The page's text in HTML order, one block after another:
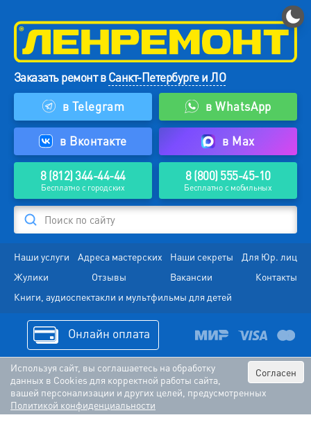
Заказать ремонт вСанкт-Петербурге и ЛО
в Telegram
в WhatsApp
в Вконтакте в Max
8 (812) 344-44-44
Бесплатно с городских
8 (800) 555-45-10
Бесплатно с мобильных
Поиск по сайту
Наши услуги Адреса мастерских Наши секреты
Для Юр. лиц
Жулики
Отзывы Вакансии
Контакты
Книги, аудиоспектакли и мультфильмы для детей
Онлайн оплата
Согласен
Используя сайт, вы соглашаетесь на обработку
данных в Cookies для корректной работы сайта,
вашей персонализации и других целей, предусмотренных
Политикой конфиденциальности